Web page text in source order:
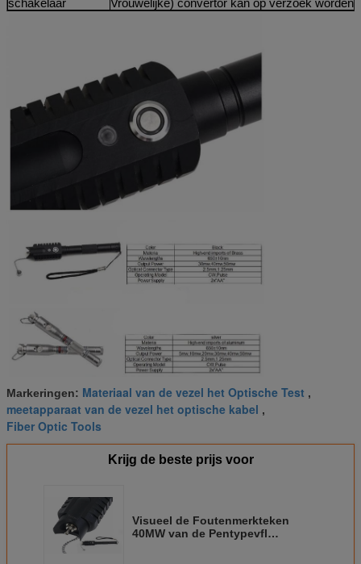
schakelaar
Vrouwelijke) convertor kan op verzoek worden
Markeringen: Materiaal van de vezel het Optische Test ,
meetapparaat van de vezel het optische kabel ,
Fiber Optic Tools
Krijg de beste prijs voor
Visueel de Foutenmerkteken
40MW van de Pentypevfl